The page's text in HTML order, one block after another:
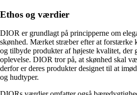
Ethos og værdier
DIOR er grundlagt på principperne om
skønhed. Mærket stræber efter at forstærke
og tilbyde produkter af højeste kvalitet, der
oplevelse. DIOR tror på, at skønhed skal
derfor er deres produkter designet til at
og hudtyper.